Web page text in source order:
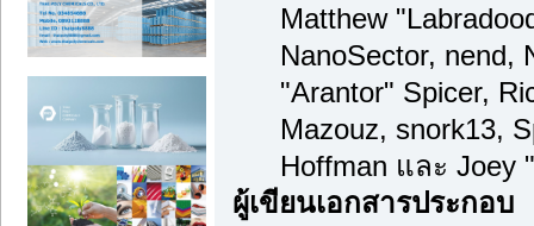
Matthew
NanoSector, nend,
"Arantor" Spicer,
Mazouz, snork13,
Hoffman และ Joey
ผู้เขียนเอกสารประกอบ